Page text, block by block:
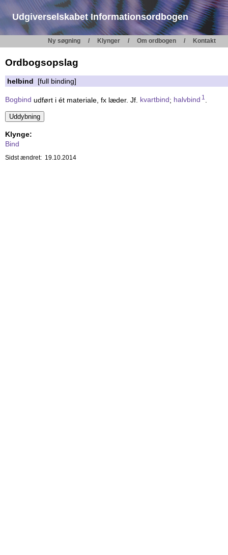
Udgiverselskabet Informationsordbogen
Ny søgning Klynger Om ordbogen Kontakt
Ordbogsopslag
helbind [full binding]
Bogbind udført i ét materiale, fx læder. Jf. kvartbind; halvbind 1
Klynge:
Bind
Sidst ændret: 19.10.2014